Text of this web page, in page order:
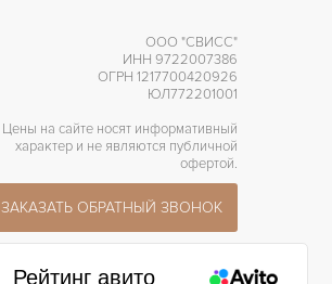
ООО "СВИСС"
ИНН 9722007386
ОГРН 1217700420926
ЮЛ772201001
Цены на сайте носят информативный
характер и не являются публичной
офертой.
ЗАКАЗАТЬ ОБРАТНЫЙ ЗВОНОК
Рейтинг авито